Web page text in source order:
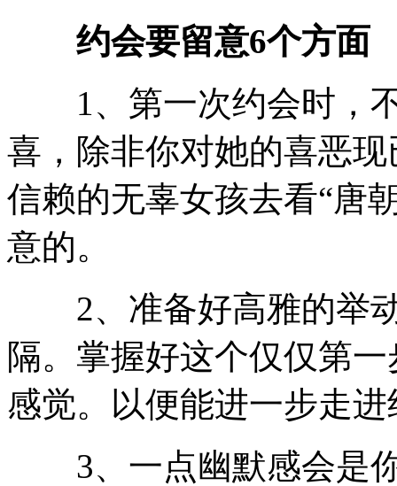
约会要留意6个方面
1、第一次约会时，不
喜，除非你对她的喜恶
信赖的无辜女孩去看“唐
意的。
2、准备好高雅的举动
隔。掌握好这个仅仅第
感觉。以便能进一步走
3、一点幽默感会是你